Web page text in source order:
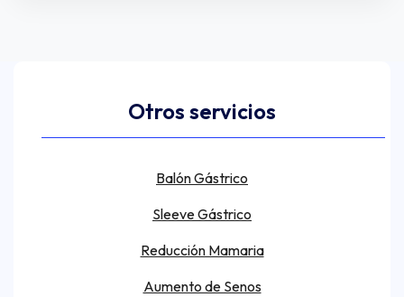
Otros servicios
Balón Gástrico
Sleeve Gástrico
Reducción Mamaria
Aumento de Senos